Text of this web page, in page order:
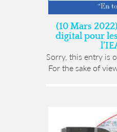
(10 Mars
digital pour
Sorry, this entry is
For the sake of